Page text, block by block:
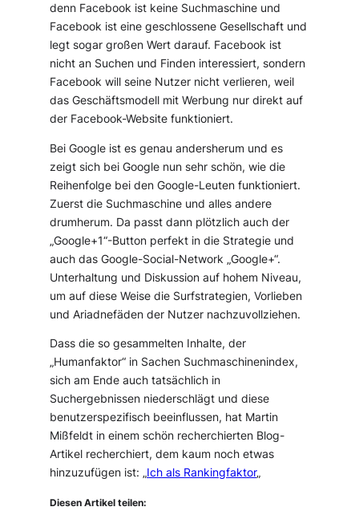
denn Facebook ist keine Suchmaschine und
Facebook ist eine geschlossene Gesellschaft und
legt sogar großen Wert darauf. Facebook ist
nicht an Suchen und Finden interessiert, sondern
Facebook will seine Nutzer nicht verlieren, weil
das Geschäftsmodell mit Werbung nur direkt auf
der Facebook-Website funktioniert.
Bei Google ist es genau andersherum und es
zeigt sich bei Google nun sehr schön, wie die
Reihenfolge bei den Google-Leuten funktioniert.
Zuerst die Suchmaschine und alles andere
drumherum. Da passt dann plötzlich auch der
„Google+1“-Button perfekt in die Strategie und
auch das Google-Social-Network „Google+“.
Unterhaltung und Diskussion auf hohem Niveau,
um auf diese Weise die Surfstrategien, Vorlieben
und Ariadnefäden der Nutzer nachzuvollziehen.
Dass die so gesammelten Inhalte, der
„Humanfaktor“ in Sachen Suchmaschinenindex,
sich am Ende auch tatsächlich in
Suchergebnissen niederschlägt und diese
benutzerspezifisch beeinflussen, hat Martin
Mißfeldt in einem schön recherchierten Blog-
Artikel recherchiert, dem kaum noch etwas
hinzuzufügen ist: „Ich als Rankingfaktor„
Diesen Artikel teilen: